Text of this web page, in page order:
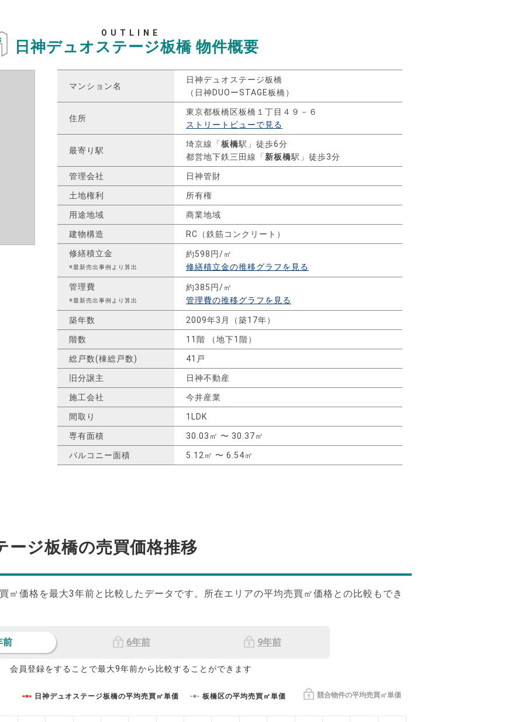
OUTLINE
日神デュオステージ板橋 物件概要
マンション名
日神デュオステージ板橋
（日神DUOーSTAGE板橋）
住所
東京都板橋区板橋１丁目４９－６
ストリートビューで見る
最寄り駅
埼京線「 板橋駅」徒歩6分
都営地下鉄三田線「 新板橋駅」徒歩3分
管理会社 日神管財
土地権利 所有権
用途地域 商業地域
建物構造 RC（鉄筋コンクリート）
修繕積立金
※最新売出事例より算出
約598円/㎡
修繕積立金の推移グラフを見る
管理費
※最新売出事例より算出
約385円/㎡
管理費の推移グラフを見る
築年数 2009年3月（築17年）
階数 11階 （地下1階）
総戸数(棟総戸数) 41戸
旧分譲主 日神不動産
施工会社 今井産業
間取り 1LDK
専有面積 30.03㎡ 〜 30.37㎡
バルコニー面積 5.12㎡ 〜 6.54㎡
ージ板橋の売買価格推移
㎡価格を最大3年前と比較したデータです。所在エリアの平均売買㎡価格との比較もでき
前 6年前 9年前
会員登録をすることで最大9年前から比較することができます
競合物件の平均売買㎡単価
日神デュオステージ板橋の平均売買㎡単価 板橋区の平均売買㎡単価